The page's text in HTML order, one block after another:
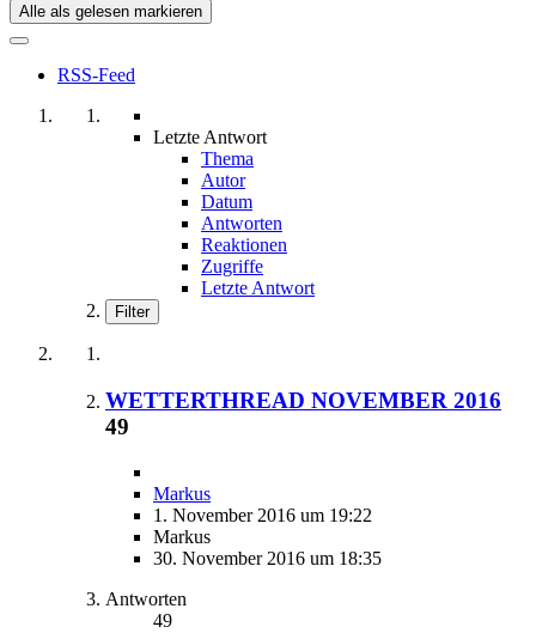
Alle als gelesen markieren
RSS-Feed
Letzte Antwort
Thema
Autor
Datum
Antworten
Reaktionen
Zugriffe
Letzte Antwort
Filter
WETTERTHREAD NOVEMBER 2016
49
Markus
1. November 2016 um 19:22
Markus
30. November 2016 um 18:35
Antworten
49